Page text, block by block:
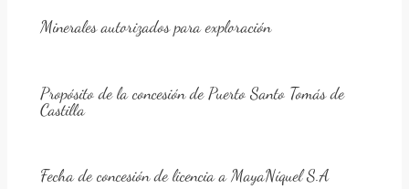
Minerales autorizados para exploración
Propósito de la concesión de Puerto Santo Tomás de
Castilla
Fecha de concesión de licencia a MayaNíquel S.A